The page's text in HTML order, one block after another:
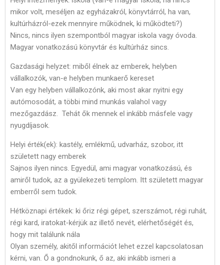
mikor volt, meséljen az egyházakról, könyvtárról, ha van,
kultúrházról-ezek mennyire működnek, ki működteti?)
Nincs, nincs ilyen szempontból magyar iskola vagy óvoda.
Magyar vonatkozású könyvtár és kultúrház sincs.
Gazdasági helyzet: miből élnek az emberek, helyben
vállalkozók, van-e helyben munkaerő kereset
Van egy helyben vállalkozónk, aki most akar nyitni egy
autómosodát, a többi mind munkás valahol vagy
mezőgazdász. Tehát ők mennek el inkább másfele vagy
nyugdíjasok.
Helyi érték(ek): kastély, emlékmű, udvarház, szobor, itt
született nagy emberek
Sajnos ilyen nincs. Egyedül, ami magyar vonatkozású, és
amiről tudok, az a gyülekezeti templom. Itt született magyar
emberről sem tudok.
Hétköznapi értékek: ki őriz régi gépet, szerszámot, régi ruhát,
régi kard, iratokat-kérjük az illető nevét, elérhetőségét és,
hogy mit találunk nála
Olyan személy, akitől információt lehet ezzel kapcsolatosan
kérni, van. Ő a gondnokunk, ő az, aki inkább ismeri a